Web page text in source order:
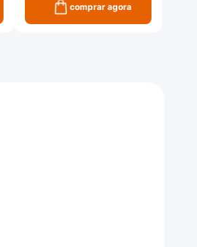
comprar agora